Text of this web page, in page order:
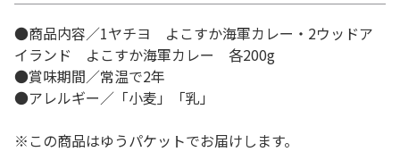
●商品内容／1ヤチヨ よこすか海軍カレー・2ウッドア
イランド よこすか海軍カレー 各200g
●賞味期間／常温で2年
●アレルギー／「小麦」「乳」
※この商品はゆうパケットでお届けします。